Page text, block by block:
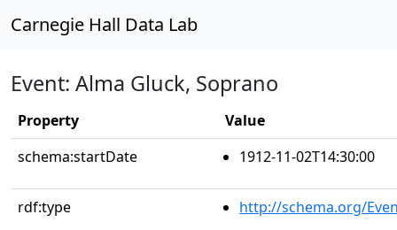
Carnegie Hall Data Lab
Event: Alma Gluck, Soprano
Property
Value
schema:startDate
1912-11-02T14:30:00
rdf:type http://schema.org/